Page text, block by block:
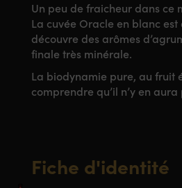
Un peu de fraicheur dans ce
La cuvée Oracle en blanc
découvre des arômes
finale très minérale.
La biodynamie pure, au fruit
comprendre qu’il n’y en
Fiche d'identité